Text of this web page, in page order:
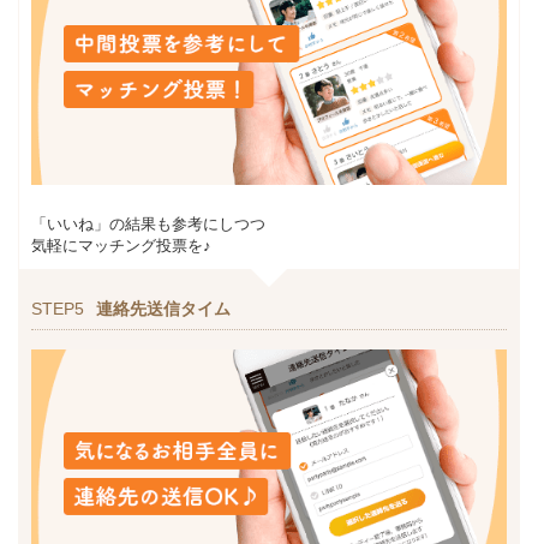
「いいね」の結果も参考にしつつ
気軽にマッチング投票を♪
STEP5 連絡先送信タイム